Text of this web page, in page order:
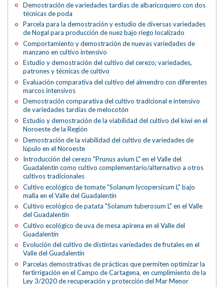
Demostración de variedades tardías de albaricoquero con dos
técnicas de poda
Parcela para la demostración y estudio de diversas variedades
de Nogal para producción de nuez bajo riego localizado
Comportamiento y demostración de nuevas variedades de
manzano en cultivo intensivo
Estudio y demostración del cultivo del cerezo; variedades,
patrones y técnicas de cultivo
Evaluación comparativa del cultivo del almendro con diferentes
marcos intensivos
Demostración comparativa del cultivo tradicional e intensivo
de variedades tardías de melocotón
Estudio y demostración de la viabilidad del cultivo del kiwi en el
Noroeste de la Región
Demostración de la viabilidad del cultivo de variedades de
lúpulo en el Noroeste
Introducción del cerezo "Prunus avium L" en el Valle del
Guadalentín como cultivo complementario/alternativo a otros
cultivos tradicionales
Cultivo ecológico de tomate "Solanum lycopersicum L" bajo
malla en el Valle del Guadalentín
Cultivo ecológico de patata "Solanum tuberosum L" en el Valle
del Guadalentín
Cultivo ecológico de uva de mesa apirena en el Valle del
Guadalentín
Evolución del cultivo de distintas variedades de frutales en el
Valle del Guadalentín
Parcelas demostrativas de prácticas que permiten optimizar la
fertirrigación en el Campo de Cartagena, en cumplimiento de la
Ley 3/2020 de recuperación y protección del Mar Menor